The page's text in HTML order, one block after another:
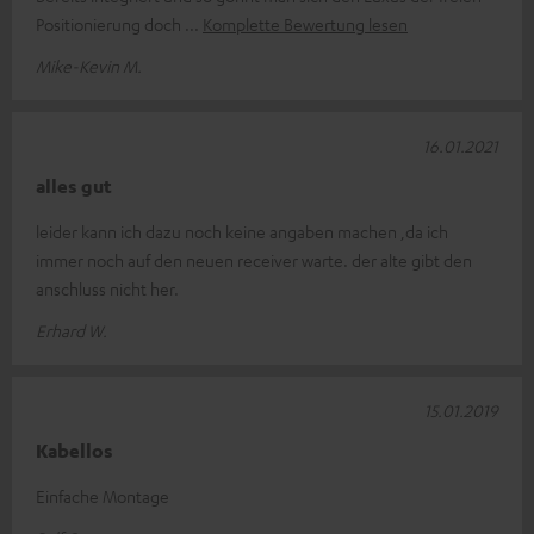
Positionierung doch
Komplette Bewertung lesen
Mike-Kevin M.
alles gut
leider kann ich dazu noch keine angaben machen ,da ich
immer noch auf den neuen receiver warte. der alte gibt den
anschluss nicht her.
Erhard W.
16.01.2021
Kabellos
Einfache Montage
15.01.2019